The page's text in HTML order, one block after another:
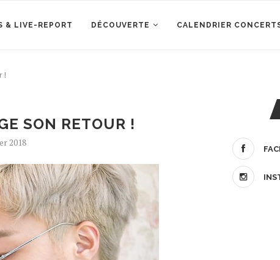
& LIVE-REPORT DÉCOUVERTE CALENDRIER
!
SON RETOUR !
2018